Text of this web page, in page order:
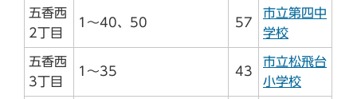
五香西
2丁目
1～40、50 57
市立第四中
学校
五香西
3丁目
1～35 43
市立松飛台
小学校